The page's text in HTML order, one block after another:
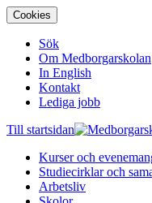
Cookies
Sök
Om Medborgarskolan
In English
Kontakt
Lediga jobb
Till startsidan
Kurser och
Studiecirklar och
Arbetsliv